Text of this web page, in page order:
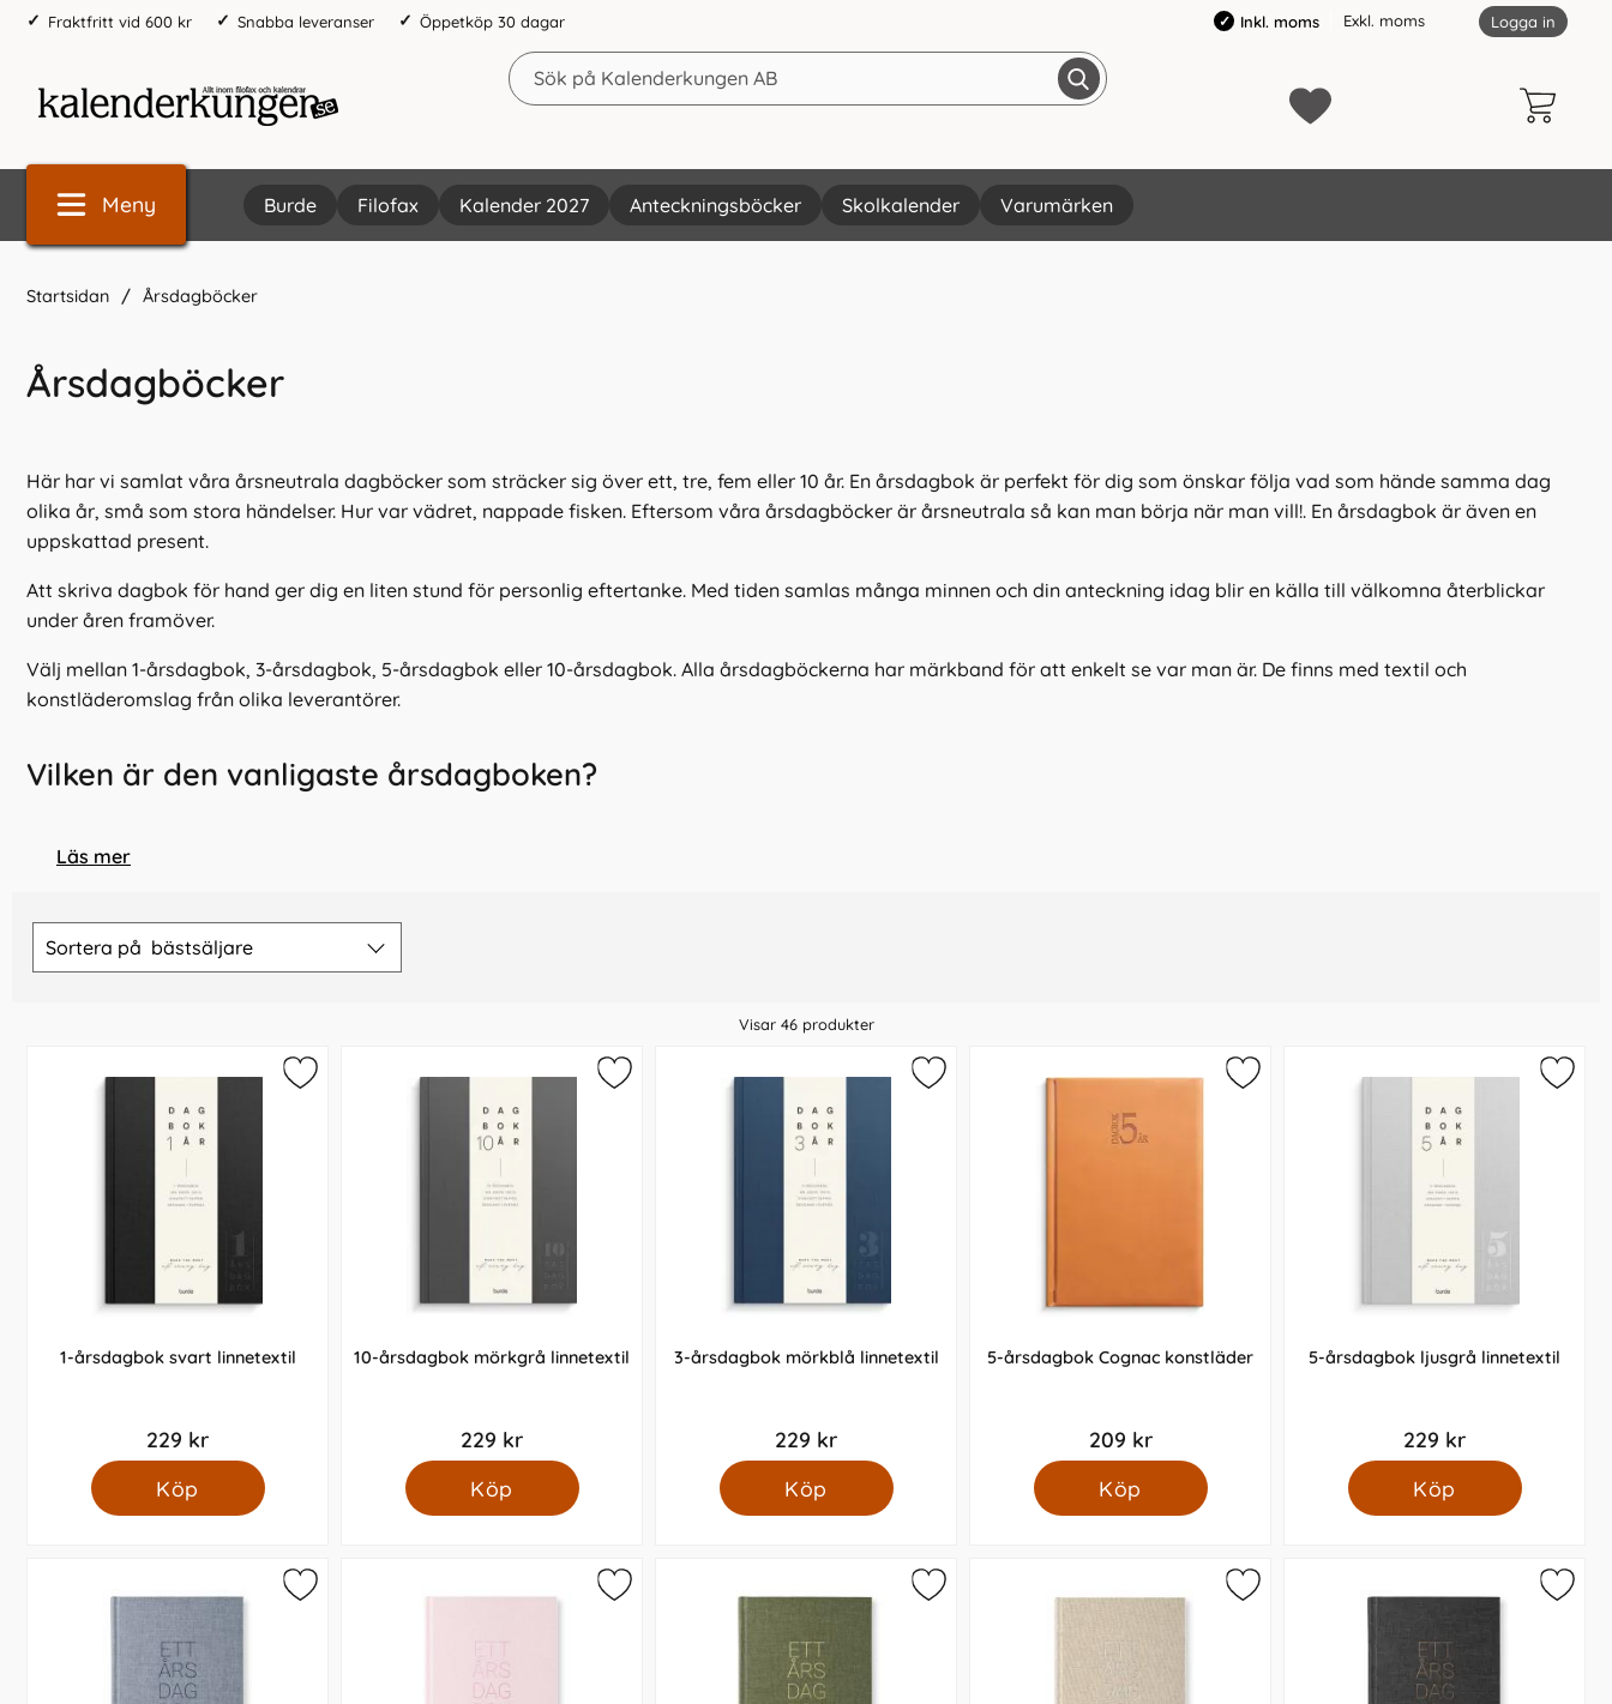
Fraktfritt vid 600 kr Snabba leveranser Öppetköp 30 dagar Inkl. moms Exkl. moms Logga in
Meny Burde Filofax Kalender 2027 Anteckningsböcker Skolkalender Varumärken
Startsidan Årsdagböcker
Årsdagböcker
Läs mer
Här har vi samlat våra årsneutrala dagböcker som sträcker sig över ett, tre, fem eller 10 år. En årsdagbok är perfekt för dig som önskar följa vad som hände samma dag
olika år, små som stora händelser. Hur var vädret, nappade fisken. Eftersom våra årsdagböcker är årsneutrala så kan man börja när man vill!. En årsdagbok är även en
uppskattad present.
Att skriva dagbok för hand ger dig en liten stund för personlig eftertanke. Med tiden samlas många minnen och din anteckning idag blir en källa till välkomna återblickar
under åren framöver.
Välj mellan 1-årsdagbok, 3-årsdagbok, 5-årsdagbok eller 10-årsdagbok. Alla årsdagböckerna har märkband för att enkelt se var man är. De finns med textil och
konstläderomslag från olika leverantörer.
Vilken är den vanligaste årsdagboken?
5-årsdagboken är den mest sålda årsdagboken. Många kunder tycker det är alldeles lagom att ha 5-år i taget. Med en 5-årsdagbok tycker många att det är lagom med
Vi årsdagböcker från Burde Publishing som är Sverigest största kalenderproducent. Men även från Paperstyle som har många olika färger och väldigt snygga årsdagböcker.
Den vanligaste årsdagboken är5-årsdagboken
. Men hur många år du behöver beror lite på hur mycket du vill kunna skriva samt hur många år du vill få en översikt över. Så
det är induvidellt vad som passar just dig bäst. Har du inte skrivit årsdagbok tidigare så kanske börja med en 5-årsdagbok och kom fram till vad som passar dig bäst.
Är det syrafritt papper i årsdagböckerna
Ja det är syrafritt papper i våra årsdagböcker. Så dina dagboksnoteringar håller år efter år.
Vad menar ni med årsneutral årsdagbok
Hoppa
över
filtersektionen
bästsäljare
Visar 46produkter
1-årsdagbok svart linnetextil
229 kr
Köp
10-årsdagbok mörkgrå linnetextil
229 kr
Köp
3-årsdagbok mörkblå linnetextil
229 kr
Köp
5-årsdagbok Cognac konstläder
209 kr
Köp
5-årsdagbok ljusgrå linnetextil
229 kr
Köp